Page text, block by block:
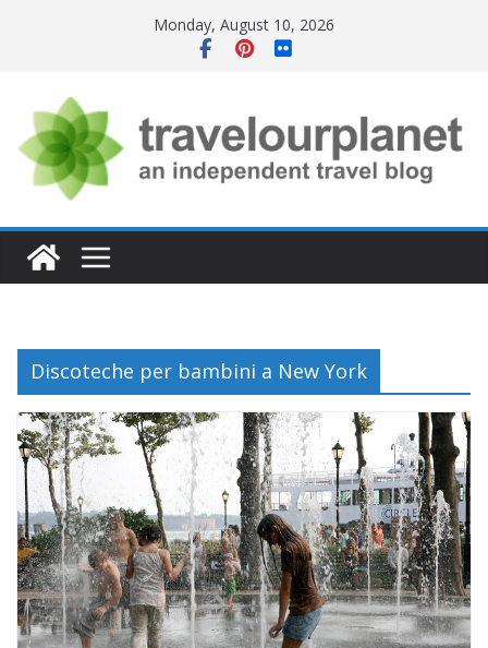
Monday, August 10, 2026
Discoteche per bambini a New York